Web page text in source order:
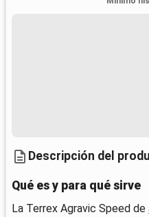
Descripción del
Qué es y para qué sirve
La Terrex Agravic Speed de